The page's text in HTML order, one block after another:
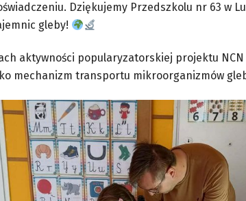
Dziękujemy Przedszkolu nr 63 w
gleby!
aktywności popularyzatorskiej projektu
mechanizm transportu mikroorganizmów